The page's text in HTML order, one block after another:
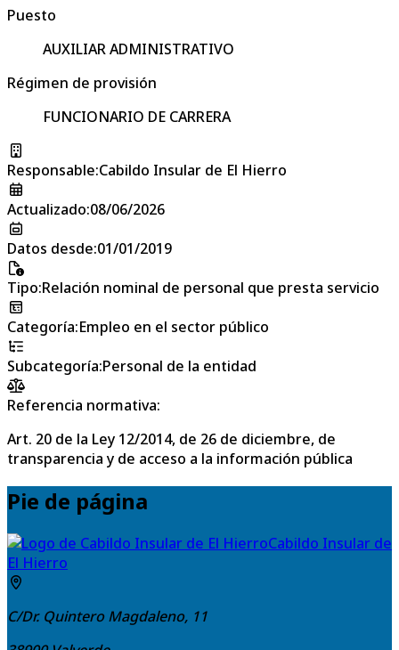
Puesto
AUXILIAR ADMINISTRATIVO
Régimen de provisión
FUNCIONARIO DE CARRERA
Responsable:Cabildo Insular de El Hierro
Actualizado:08/06/2026
Datos desde:01/01/2019
Tipo:Relación nominal de personal que presta servicio
Categoría:Empleo en el sector público
Subcategoría:Personal de la entidad
Referencia normativa:
Art. 20 de la Ley 12/2014, de 26 de diciembre, de
transparencia y de acceso a la información pública
Pie de página
Cabildo Insular de
El Hierro
C/Dr. Quintero Magdaleno, 11